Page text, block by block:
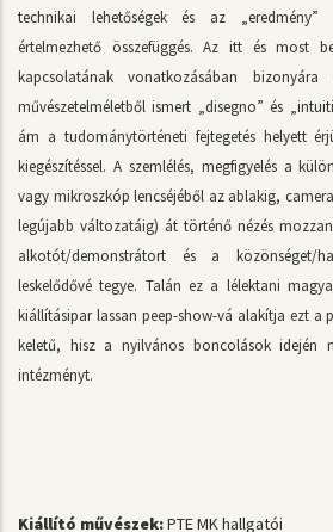
technikai lehetőségek és az
értelmezhető összefüggés. Az itt és most
kapcsolatának vonatkozásában
művészetelméletből ismert „disegno” és
ám a tudománytörténeti fejtegetés helyett
kiegészítéssel. A szemlélés, megfigyelés a
vagy mikroszkóp lencséjéből az ablakig,
legújabb változatáig) át történő nézés
alkotót/demonstrátort és a közönséget/
leskelődővé tegye. Talán ez a lélektani
kiállításipar lassan peep-show-vá alakítja ezt a
keletű, hisz a nyilvános boncolások idején
intézményt.
Kiállító művészek:PTE MK hallgatói